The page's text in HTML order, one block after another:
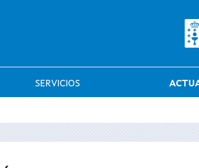
SERVICIOS